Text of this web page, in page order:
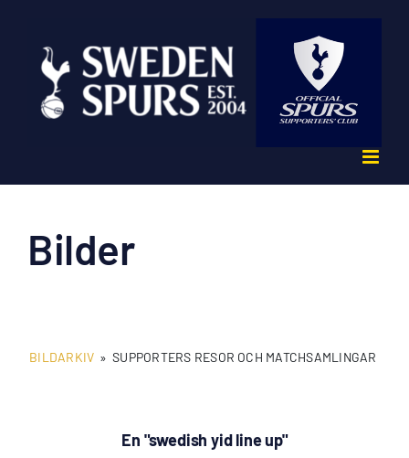
innehållet
Bilder
BILDARKIV » SUPPORTERS RESOR OCH MATCHSAMLINGAR
En "swedish yid line up"